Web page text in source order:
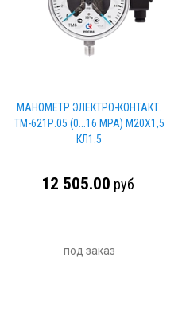
МАНОМЕТР ЭЛЕКТРО-КОНТАКТ.
ТМ-621Р.05 (0...16 МРА) М20Х1,5
КЛ1.5
12 505.00 руб
под заказ